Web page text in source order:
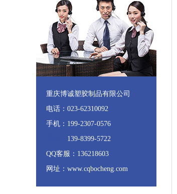
重庆博诚塑胶制品有限公司
电话：023-62310092
手机：199-2307-0576
139-8399-5722
QQ客服：136218603
网址：www.cqbocheng.com